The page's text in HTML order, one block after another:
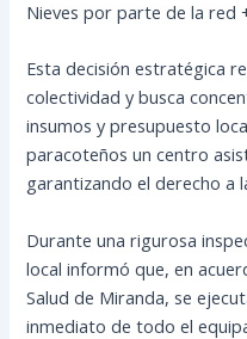
Nieves por parte de la red
Esta decisión estratégica
colectividad y busca
insumos y presupuesto
paracoteños un centro
garantizando el derecho a
Durante una rigurosa
local informó que, en
Salud de Miranda, se
inmediato de todo el